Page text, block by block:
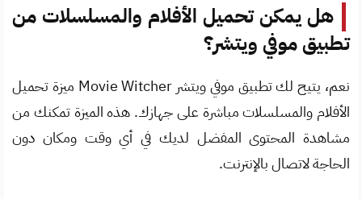
هل يمكن تحميل الأفلام والمسلسلات من
تطبيق موفي ويتشر؟
نعم، يتيح لك تطبيق موفي ويتشر Movie Witcher ميزة تحميل
الأفلام والمسلسلات مباشرة على جهازك. هذه الميزة تمكنك من
مشاهدة المحتوى المفضل لديك في أي وقت ومكان دون
الحاجة لاتصال بالإنترنت.